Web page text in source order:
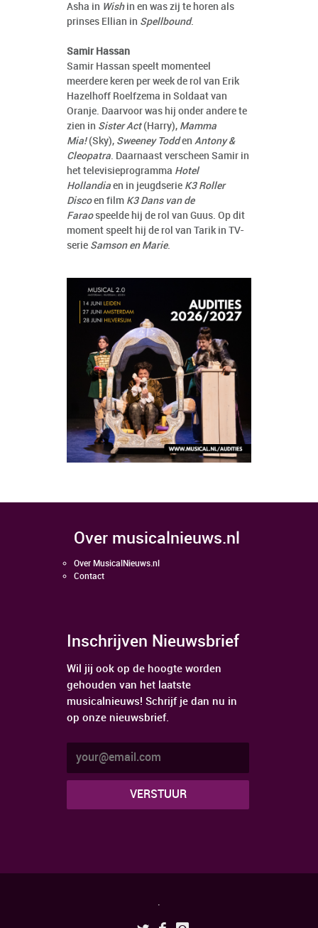
Asha in Wishin en was zij te horen als
prinses Ellian in Spellbound.
Samir Hassan
Samir Hassan speelt momenteel
meerdere keren per week de rol van Erik
Hazelhoff Roelfzema in Soldaat van
Oranje. Daarvoor was hij onder andere te
zien in Sister Act(Harry), Mamma
Mia!(Sky), Sweeney Todden Antony &
Cleopatra . Daarnaast verscheen Samir in
het televisieprogramma Hotel
Hollandia en in jeugdserie K3 Roller
Discoen film K3 Dans van de
Faraospeelde hij de rol van Guus. Op dit
moment speelt hij de rol van Tarik in TV-
serie Samson en Marie.
over musicalnieuws.nl
Over MusicalNieuws.nl
Contact
Inschrijven Nieuwsbrief
Wil jij ook op de hoogte worden
gehouden van het laatste
musicalnieuws! Schrijf je dan nu in
op onze nieuwsbrief.